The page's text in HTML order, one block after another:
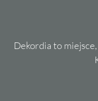
Dekordia to